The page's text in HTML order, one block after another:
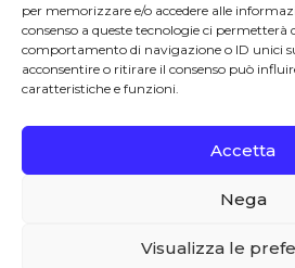
per memorizzare e/o accedere alle
consenso a queste tecnologie ci permetterà
comportamento di navigazione o ID unici
acconsentire o ritirare il consenso può
caratteristiche e funzioni.
Accetta
Nega
Visualizza le
Degustibus invita al
La vendita di bevande
Paese di residenza.
pericoloso per la